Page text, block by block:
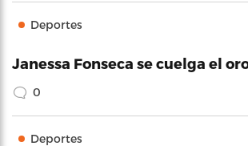
Deportes
Janessa Fonseca se cuelga el
0
Deportes